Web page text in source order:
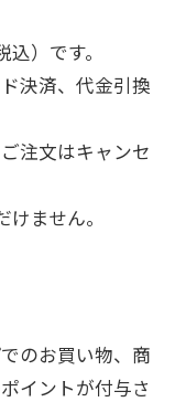
）です。
決済、代金引換
注文はキャンセ
ません。
のお買い物、商
イントが付与さ